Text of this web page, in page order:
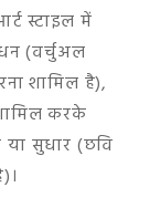
स्टाइल में
(वर्चुअल
शामिल है),
करके
या सुधार (छवि